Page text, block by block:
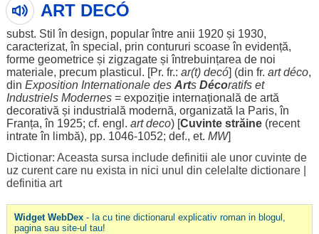
ART DECÓ
subst. Stil în design, popular între anii 1920 și 1930,
caracterizat, în special, prin contururi scoase în evidență,
forme geometrice și zigzagate și întrebuințarea de noi
materiale, precum plasticul. [Pr. fr.: ar(t) decó] (din fr. artdéco,
din Exposition Internationale des Arts Décoratifs et
Industriels Modernes= expoziție internațională de artă
decorativă și industrială modernă, organizată la Paris, în
Franța, în 1925; cf. engl. artdeco) [Cuvinte străine(recent
intrate în limbă), pp. 1046-1052; def., et. MW]
Dictionar: Aceasta sursa include definitii ale unor cuvinte de
uz curent care nu exista in nici unul din celelalte dictionare|
definitia art
Widget WebDex- Ia cu tine dictionarul explicativ roman in blogul,
pagina sau site-ul tau!